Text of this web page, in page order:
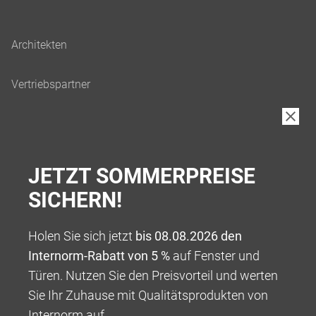
JETZT SOMMERPREISE
SICHERN!
Holen Sie sich jetzt bis 08.08.2026 den
Internorm-Rabatt von 5 % auf Fenster und
Türen. Nutzen Sie den Preisvorteil und werten
Sie Ihr Zuhause mit Qualitätsprodukten von